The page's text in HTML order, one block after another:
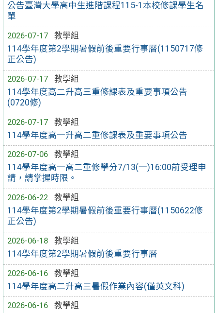
公告臺灣大學高中生進階課程115-1本校修課學生名
單
2026-07-17
教學組
114學年度第2學期暑假前後重要行事曆(1150717修
正公告)
2026-07-17
教學組
114學年度高二升高三重修課表及重要事項公告
(0720修)
2026-07-17
教學組
114學年度高一升高二重修課表及重要事項公告
2026-07-06
教學組
114學年度高一高二重修學分7/13(一)16:00前受理申
請，請掌握時限。
2026-06-22
教學組
114學年度第2學期暑假前後重要行事曆(1150622修
正公告)
2026-06-18
教學組
114學年度第2學期暑假前後重要行事曆
2026-06-16
教學組
114學年度高二升高三暑假作業內容(僅英文科)
2026-06-16
教學組